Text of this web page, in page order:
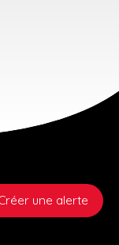
une alerte